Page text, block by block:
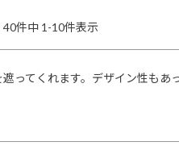
40件中 1 -10件表示
ってくれます。デザイン性もあ